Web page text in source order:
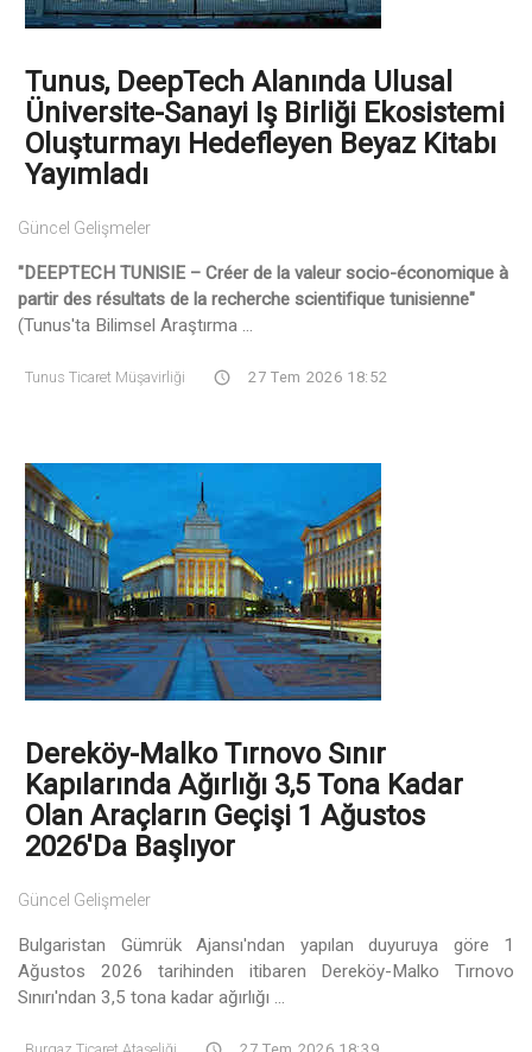
Tunus, DeepTech Alanında Ulusal
Üniversite-Sanayi Iş Birliği Ekosistemi
Oluşturmayı Hedefleyen Beyaz Kitabı
Yayımladı
Güncel Gelişmeler
"DEEPTECH TUNISIE – Créer de la valeur socio-économique à
partir des résultats de la recherche scientifique tunisienne"
(Tunus'ta Bilimsel Araştırma ...
Tunus Ticaret Müşavirliği 27 Tem 2026 18:52
Dereköy-Malko Tırnovo Sınır
Kapılarında Ağırlığı 3,5 Tona Kadar
Olan Araçların Geçişi 1 Ağustos
2026'da Başlıyor
Güncel Gelişmeler
Bulgaristan Gümrük Ajansı'ndan yapılan duyuruya göre 1
Ağustos 2026 tarihinden itibaren Dereköy-Malko Tırnovo
Sınırı'ndan 3,5 tona kadar ağırlığı ...
Burgaz Ticaret Ataşeliği 27 Tem 2026 18:39